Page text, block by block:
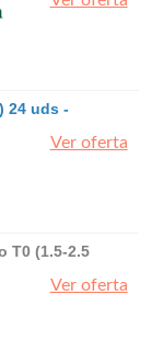
24 uds -
Ver oferta
T0 (1.5-2.5
Ver oferta